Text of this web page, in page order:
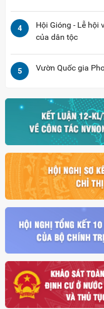
4
Hội Gióng - Lễ hội
của dân tộc
5 Vườn Quốc gia